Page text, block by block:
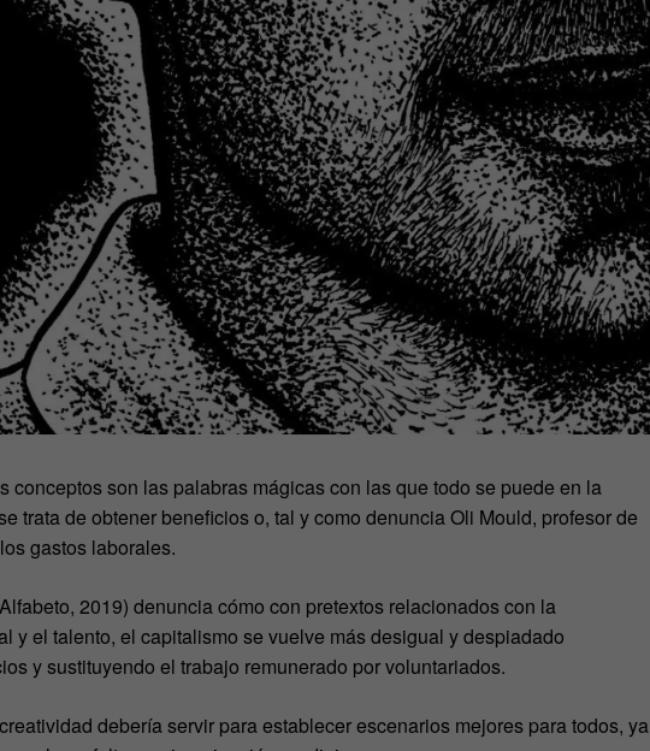
conceptos son las palabras mágicas con las que todo se puede en la
trata de obtener beneficios o, tal y como denuncia Oli Mould, profesor de
gastos laborales.
2019) denuncia cómo con pretextos relacionados con la
y el talento, el capitalismo se vuelve más desigual y despiadado
y sustituyendo el trabajo remunerado por voluntariados.
debería servir para establecer escenarios mejores para todos, ya